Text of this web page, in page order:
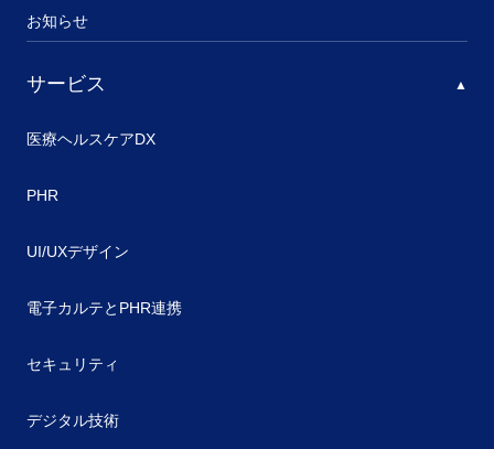
お知らせ
サービス
医療ヘルスケアDX
PHR
UI/UXデザイン
電子カルテとPHR連携
セキュリティ
デジタル技術